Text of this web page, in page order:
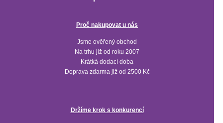
Proč nakupovat u nás
Jsme ověřený obchod
Na trhu již od roku 2007
Krátká dodací doba
Doprava zdarma již od 2500 Kč
Držíme krok s konkurencí